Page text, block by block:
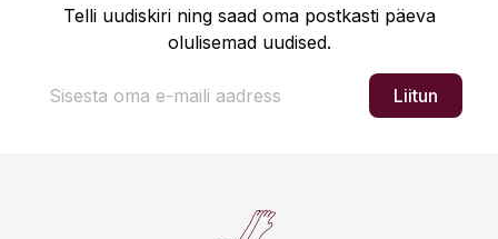
Telli uudiskiri ning saad oma postkasti päeva
olulisemad uudised.
Liitun